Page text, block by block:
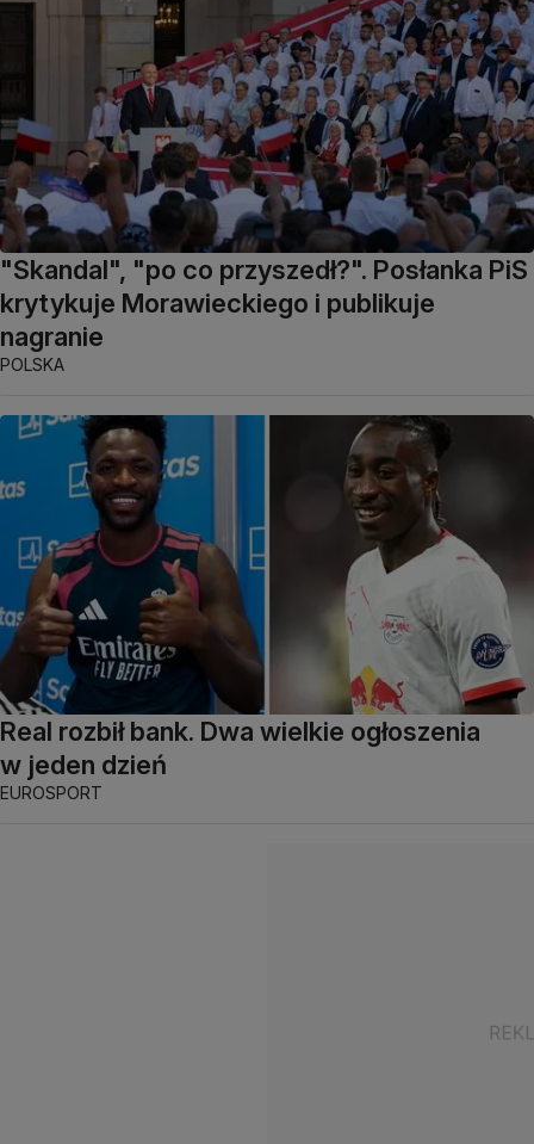
"Skandal", "po co przyszedł?". Posłanka PiS
krytykuje Morawieckiego i publikuje
nagranie
POLSKA
Real rozbił bank. Dwa wielkie ogłoszenia
w jeden dzień
EUROSPORT